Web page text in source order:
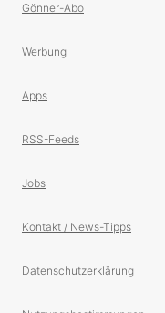
Gönner-Abo
Werbung
Apps
RSS-Feeds
Jobs
Kontakt / News-Tipps
Datenschutzerklärung